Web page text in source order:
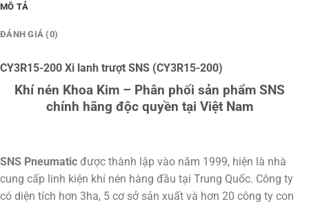
MÔ TẢ
ĐÁNH GIÁ (0)
CY3R15-200 Xi lanh trượt SNS (CY3R15-200)
Khí nén Khoa Kim – Phân phối sản phẩm SNS
chính hãng độc quyền tại Việt Nam
SNS Pneumatic được thành lập vào năm 1999, hiện là nhà
cung cấp linh kiện khí nén hàng đầu tại Trung Quốc. Công ty
có diện tích hơn 3ha, 5 cơ sở sản xuất và hơn 20 công ty con